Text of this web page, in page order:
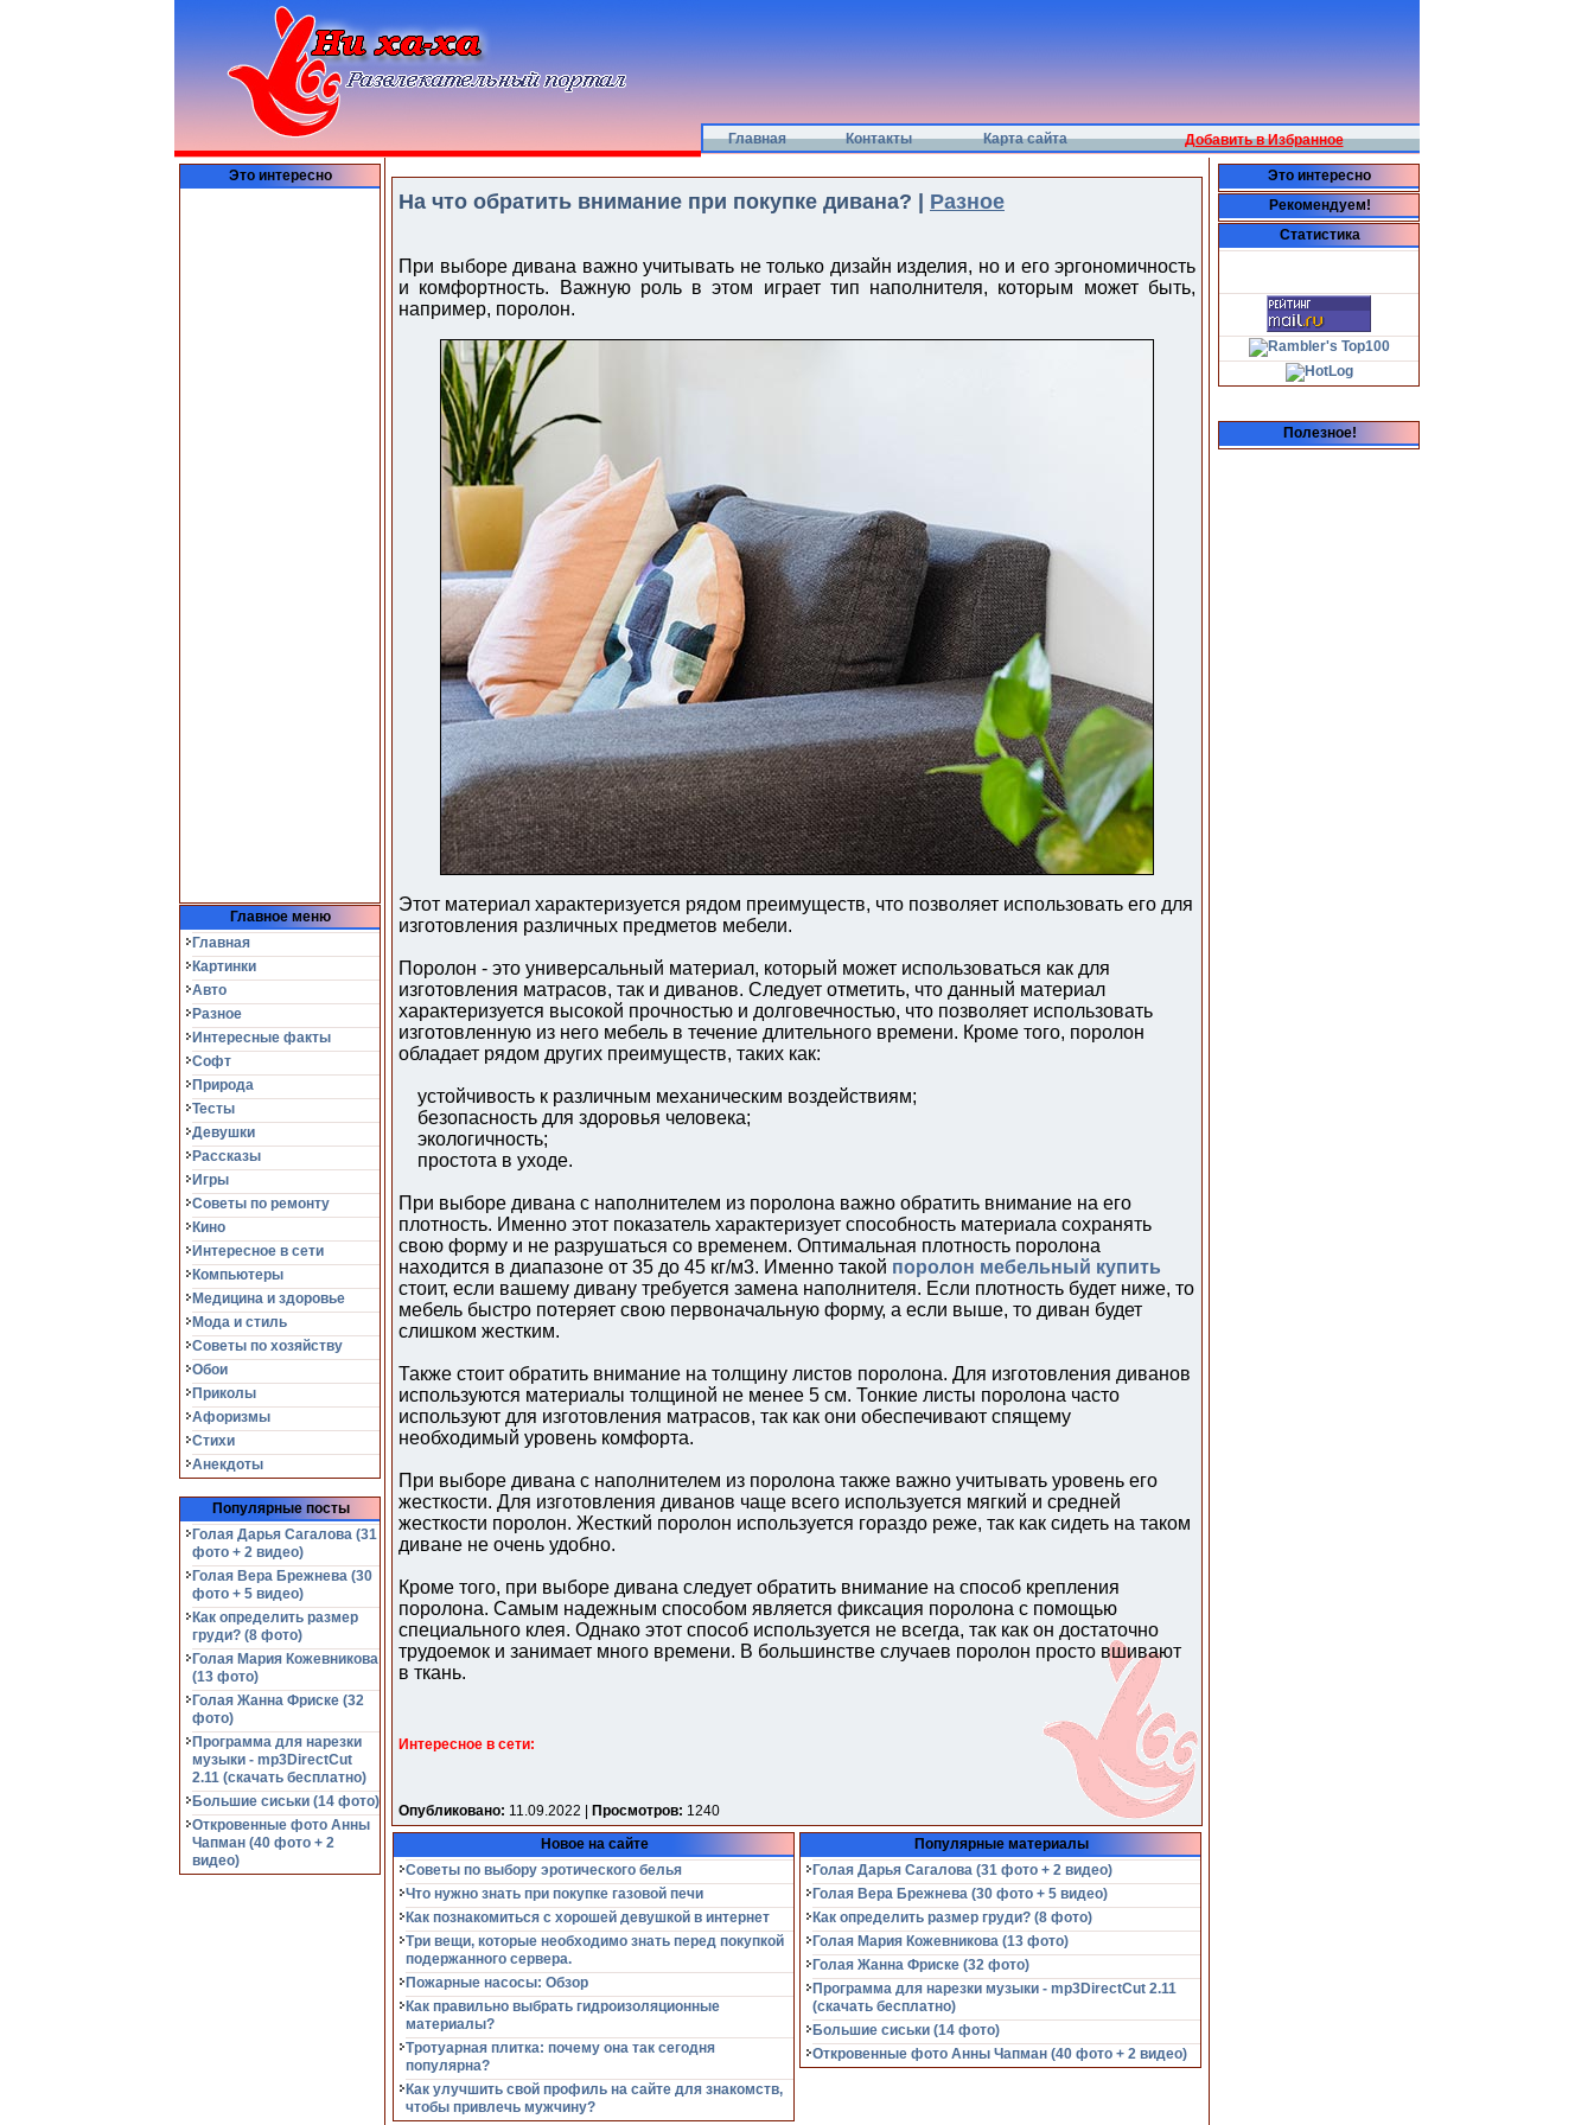
Главная Контакты Карта сайта Добавить в Избранное
Это интересно
Главное меню
Главная
Картинки
Авто
Разное
Интересные факты
Софт
Природа
Тесты
Девушки
Рассказы
Игры
Советы по ремонту
Кино
Интересное в сети
Компьютеры
Медицина и здоровье
Мода и стиль
Советы по хозяйству
Обои
Приколы
Афоризмы
Стихи
Анекдоты
Популярные посты
Голая Дарья Сагалова (31
фото + 2 видео)
Голая Вера Брежнева (30
фото + 5 видео)
Как определить размер
груди? (8 фото)
Голая Мария Кожевникова
(13 фото)
Голая Жанна Фриске (32
фото)
Программа для нарезки
музыки - mp3DirectCut
2.11 (cкачать бесплатно)
Большие сиськи (14 фото)
Откровенные фото Анны
Чапман (40 фото + 2
видео)
На что обратить внимание при покупке дивана? | Разное
При выборе дивана важно учитывать не только дизайн изделия, но и его эргономичность
и комфортность. Важную роль в этом играет тип наполнителя, которым может быть,
например, поролон.
Этот материал характеризуется рядом преимуществ, что позволяет использовать его для
изготовления различных предметов мебели.
Поролон - это универсальный материал, который может использоваться как для
изготовления матрасов, так и диванов. Следует отметить, что данный материал
характеризуется высокой прочностью и долговечностью, что позволяет использовать
изготовленную из него мебель в течение длительного времени. Кроме того, поролон
обладает рядом других преимуществ, таких как:
устойчивость к различным механическим воздействиям;
безопасность для здоровья человека;
экологичность;
простота в уходе.
При выборе дивана с наполнителем из поролона важно обратить внимание на его
плотность. Именно этот показатель характеризует способность материала сохранять
свою форму и не разрушаться со временем. Оптимальная плотность поролона
находится в диапазоне от 35 до 45 кг/м3. Именно такой поролон мебельный купить
стоит, если вашему дивану требуется замена наполнителя. Если плотность будет ниже, то
мебель быстро потеряет свою первоначальную форму, а если выше, то диван будет
слишком жестким.
Также стоит обратить внимание на толщину листов поролона. Для изготовления диванов
используются материалы толщиной не менее 5 см. Тонкие листы поролона часто
используют для изготовления матрасов, так как они обеспечивают спящему
необходимый уровень комфорта.
При выборе дивана с наполнителем из поролона также важно учитывать уровень его
жесткости. Для изготовления диванов чаще всего используется мягкий и средней
жесткости поролон. Жесткий поролон используется гораздо реже, так как сидеть на таком
диване не очень удобно.
Кроме того, при выборе дивана следует обратить внимание на способ крепления
поролона. Самым надежным способом является фиксация поролона с помощью
специального клея. Однако этот способ используется не всегда, так как он достаточно
трудоемок и занимает много времени. В большинстве случаев поролон просто вшивают
в ткань.
Интересное в сети:
Опубликовано: 11.09.2022 | Просмотров: 1240
Новое на сайте
Советы по выбору эротического белья
Что нужно знать при покупке газовой печи
Как познакомиться с хорошей девушкой в интернет
Три вещи, которые необходимо знать перед покупкой
подержанного сервера.
Пожарные насосы: Обзор
Как правильно выбрать гидроизоляционные
материалы?
Тротуарная плитка: почему она так сегодня
популярна?
Как улучшить свой профиль на сайте для знакомств,
чтобы привлечь мужчину?
Популярные материалы
Голая Дарья Сагалова (31 фото + 2 видео)
Голая Вера Брежнева (30 фото + 5 видео)
Как определить размер груди? (8 фото)
Голая Мария Кожевникова (13 фото)
Голая Жанна Фриске (32 фото)
Программа для нарезки музыки - mp3DirectCut 2.11
(cкачать бесплатно)
Большие сиськи (14 фото)
Откровенные фото Анны Чапман (40 фото + 2 видео)
Это интересно
Рекомендуем!
Статистика
Полезное!